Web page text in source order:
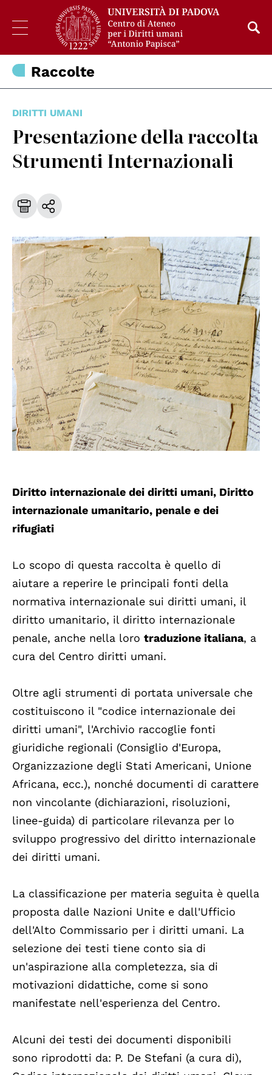
Raccolte
DIRITTI UMANI
Presentazione della raccolta
Strumenti Internazionali
Diritto internazionale dei diritti umani, Diritto
internazionale umanitario, penale e dei
rifugiati
Lo scopo di questa raccolta è quello di
aiutare a reperire le principali fonti della
normativa internazionale sui diritti umani, il
diritto umanitario, il diritto internazionale
penale, anche nella loro traduzione italiana, a
cura del Centro diritti umani.
Oltre agli strumenti di portata universale che
costituiscono il "codice internazionale dei
diritti umani", l'Archivio raccoglie fonti
giuridiche regionali (Consiglio d'Europa,
Organizzazione degli Stati Americani, Unione
Africana, ecc.), nonché documenti di carattere
non vincolante (dichiarazioni, risoluzioni,
linee-guida) di particolare rilevanza per lo
sviluppo progressivo del diritto internazionale
dei diritti umani.
La classificazione per materia seguita è quella
proposta dalle Nazioni Unite e dall'Ufficio
dell'Alto Commissario per i diritti umani. La
selezione dei testi tiene conto sia di
un'aspirazione alla completezza, sia di
motivazioni didattiche, come si sono
manifestate nell'esperienza del Centro.
Alcuni dei testi dei documenti disponibili
sono riprodotti da: P. De Stefani (a cura di),